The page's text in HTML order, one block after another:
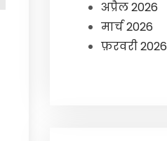
अप्रैल 2026
मार्च 2026
फ़रवरी 2026